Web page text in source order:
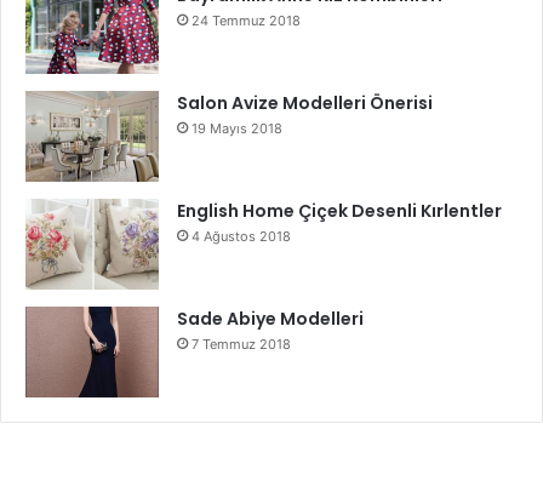
24 Temmuz 2018
Salon Avize Modelleri Önerisi
19 Mayıs 2018
English Home Çiçek Desenli Kırlentler
4 Ağustos 2018
Sade Abiye Modelleri
7 Temmuz 2018